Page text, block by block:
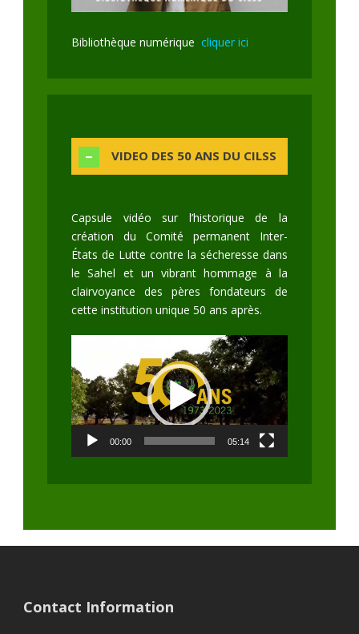
Bibliothèque numérique cliquer ici
VIDEO DES 50 ANS DU CILSS
Capsule vidéo sur l’historique de la
création du Comité permanent Inter-
États de Lutte contre la sécheresse dans
le Sahel et un vibrant hommage à la
clairvoyance des pères fondateurs de
cette institution unique 50 ans après.
00:00 05:14
Contact Information